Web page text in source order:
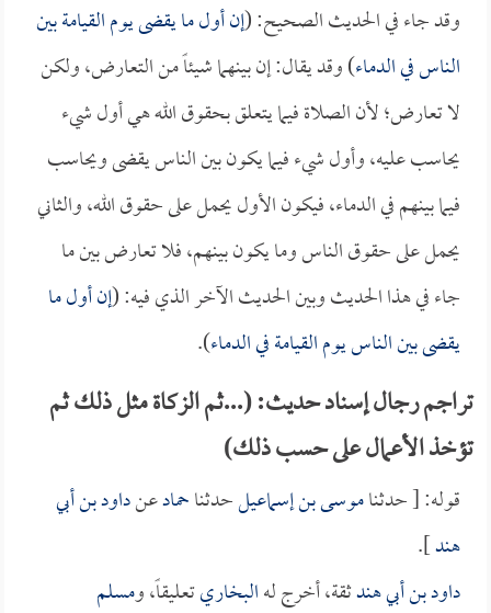
وقد جاء في الحديث الصحيح: (إن أول ما يقضى يوم القيامة بين
الناس في الدماء) وقد يقال: إن بينهما شيئاً من التعارض، ولكن
لا تعارض؛ لأن الصلاة فيما يتعلق بحقوق الله هي أول شيء
يحاسب عليه، وأول شيء فيما يكون بين الناس يقضى ويحاسب
فيما بينهم في الدماء، فيكون الأول يحمل على حقوق الله، والثاني
يحمل على حقوق الناس وما يكون بينهم، فلا تعارض بين ما
جاء في هذا الحديث وبين الحديث الآخر الذي فيه: (إن أول ما
يقضى بين الناس يوم القيامة في الدماء).
تراجم رجال إسناد حديث: (...ثم الزكاة مثل ذلك ثم
تؤخذ الأعمال على حسب ذلك)
قوله: [ حدثناموسى بن إسماعيلحدثناحمادعنداود بن أبي
هند].
داود بن أبي هندثقة، أخرج لهالبخاريتعليقاً، ومسلم